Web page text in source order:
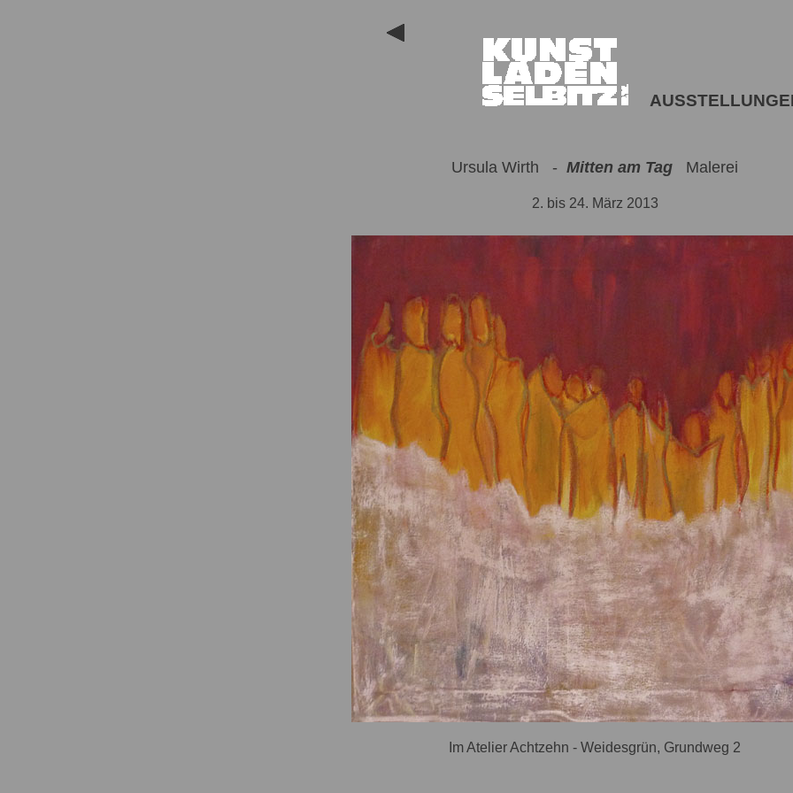
Ursula Wirth - Mitten am Tag Malerei
2. bis 24. März 2013
Im Atelier Achtzehn - Weidesgrün, Grundweg 2